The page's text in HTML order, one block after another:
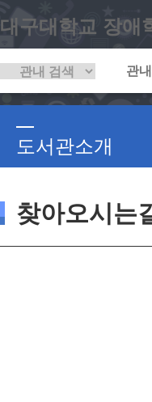
대구대학교 장애
도서관소개
찾아오시는